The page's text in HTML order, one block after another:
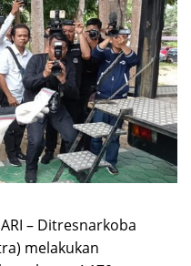
– Ditresnarkoba
melakukan